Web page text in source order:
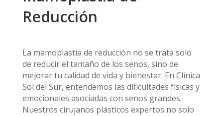
Reducción
La mamoplastia de reducción no se trata solo
de reducir el tamaño de los senos, sino de
mejorar tu calidad de vida y bienestar. En Clínica
Sol del Sur, entendemos las dificultades físicas y
emocionales asociadas con senos grandes.
Nuestros cirujanos plásticos expertos no solo